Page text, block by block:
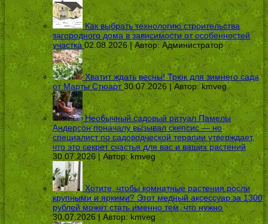
Как выбрать технологию строительства
загородного дома в зависимости от особенностей
участка 02.08.2026 | Автор:Администратор
Хватит ждать весны! Трюк для зимнего сада
от Марты Стюарт 30.07.2026 | Автор: kmveg
Необычный садовый ритуал Памелы
Андерсон поначалу вызывал скепсис — но
специалист по садоводческой терапии утверждает,
что это секрет счастья для вас и ваших растений
30.07.2026 | Автор: kmveg
Хотите, чтобы комнатные растения росли
крупными и яркими? Этот медный аксессуар за 1300
рублей может стать именно тем, что нужно
30.07.2026 | Автор: kmveg